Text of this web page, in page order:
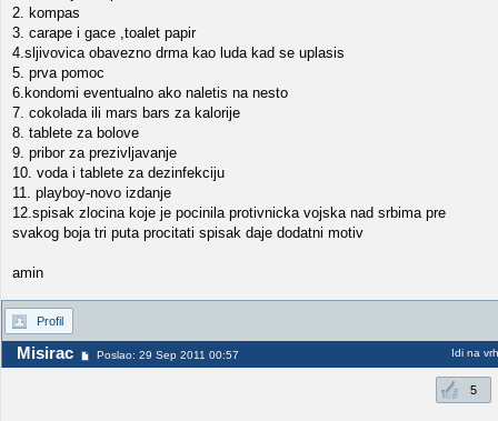
2. kompas
3. carape i gace ,toalet papir
4.sljivovica obavezno drma kao luda kad se uplasis
5. prva pomoc
6.kondomi eventualno ako naletis na nesto
7. cokolada ili mars bars za kalorije
8. tablete za bolove
9. pribor za prezivljavanje
10. voda i tablete za dezinfekciju
11. playboy-novo izdanje
12.spisak zlocina koje je pocinila protivnicka vojska nad srbima pre
svakog boja tri puta procitati spisak daje dodatni motiv
amin
Profil
Misirac Poslao: 29 Sep 2011 00:57 Idi na vrh
5